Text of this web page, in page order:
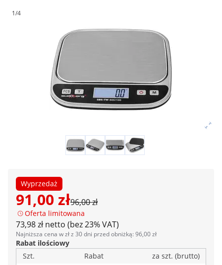
1/4
Wyprzedaż
91,00 zł96,00 zł
Oferta limitowana
73,98 zł netto (bez 23% VAT)
Najniższa cena w zł z 30 dni przed obniżką: 96,00 zł
Rabat ilościowy
Szt.
Rabat
za szt. (brutto)